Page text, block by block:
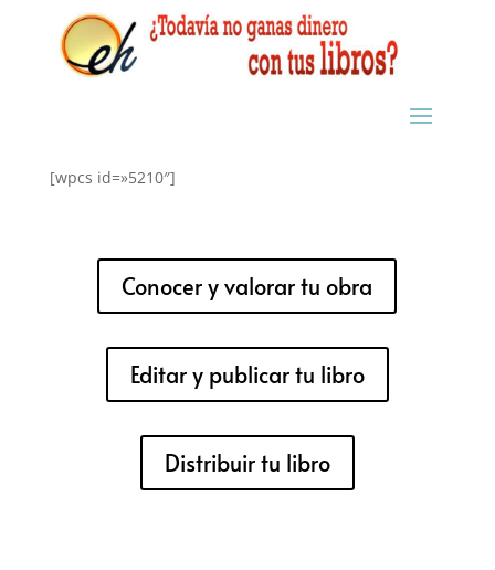
[wpcs id=»5210″]
Conocer y valorar tu obra
Editar y publicar tu libro
Distribuir tu libro